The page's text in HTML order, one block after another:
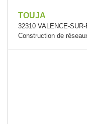
TOUJA
32310 VALENCE-
Construction de